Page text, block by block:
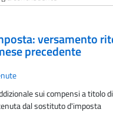
versamento
precedente
sui compensi a titolo
dal sostituto d'imposta